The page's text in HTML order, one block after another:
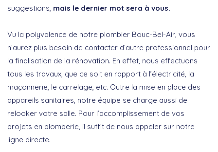
suggestions, mais le dernier mot sera à vous.
Vu la polyvalence de notre plombier Bouc-Bel-Air, vous
n’aurez plus besoin de contacter d’autre professionnel pour
la finalisation de la rénovation. En effet, nous effectuons
tous les travaux, que ce soit en rapport à l’électricité, la
maçonnerie, le carrelage, etc. Outre la mise en place des
appareils sanitaires, notre équipe se charge aussi de
relooker votre salle. Pour l’accomplissement de vos
projets en plomberie, il suffit de nous appeler sur notre
ligne directe.